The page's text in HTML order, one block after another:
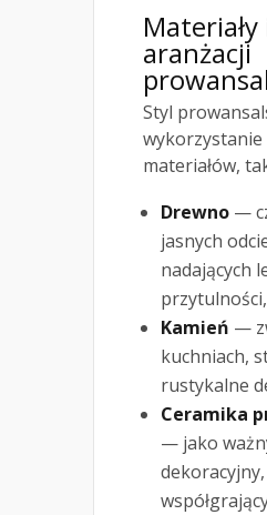
aranżacji
Styl
materiałów,
Drewno —
jasnych
nadających
przytulności,
Kamień —
kuchniach,
rustykalne
Ceramika
— jako